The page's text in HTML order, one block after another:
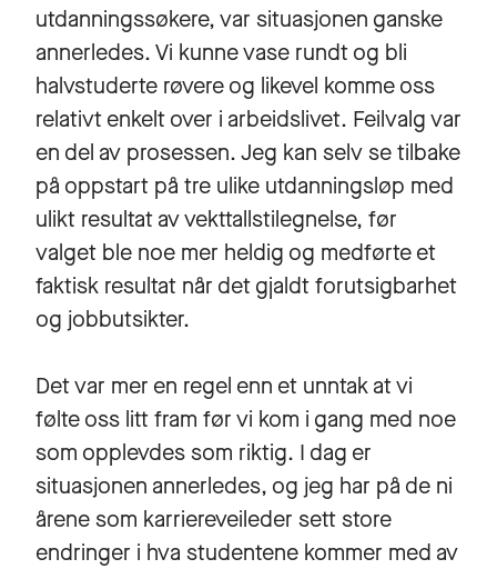
utdanningssøkere, var situasjonen ganske
annerledes. Vi kunne vase rundt og bli
halvstuderte røvere og likevel komme oss
relativt enkelt over i arbeidslivet. Feilvalg var
en del av prosessen. Jeg kan selv se tilbake
på oppstart på tre ulike utdanningsløp med
ulikt resultat av vekttallstilegnelse, før
valget ble noe mer heldig og medførte et
faktisk resultat når det gjaldt forutsigbarhet
og jobbutsikter.
Det var mer en regel enn et unntak at vi
følte oss litt fram før vi kom i gang med noe
som opplevdes som riktig. I dag er
situasjonen annerledes, og jeg har på de ni
årene som karriereveileder sett store
endringer i hva studentene kommer med av